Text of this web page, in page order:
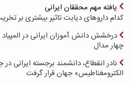
یافته مهم محققان ایرانی
کدام داروهای دیابت تاثیر بیشتری بر
درخشش دانش آموزان ایرانی در
چهار مدال
نادر انقطاع، دانشمند برجسته ایرانی
الکترومغناطیس» جهان قرار گرفت